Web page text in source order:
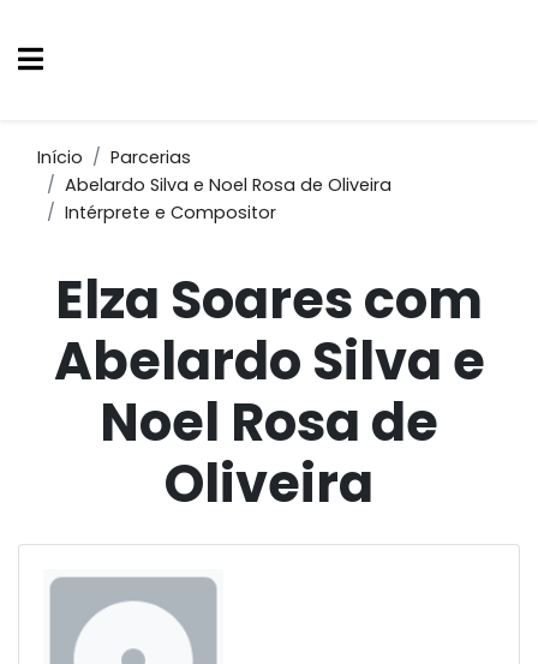
Início
Parcerias
Abelardo Silva e Noel Rosa de Oliveira
Intérprete e Compositor
Elza Soares com
Abelardo Silva e
Noel Rosa de
Oliveira